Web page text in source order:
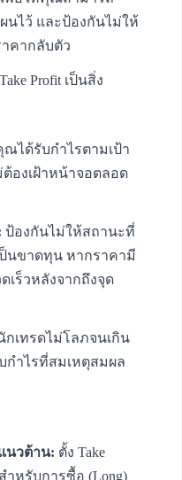
นไว้ และป้องกันไม่ให้
คากลับตัว
Profit เป็นสิ่ง
ณได้รับกำไรตามเป้า
องเฝ้าหน้าจอตลอด
ป้องกันไม่ให้สถานะที่
นขาดทุน หากราคามี
เร็วหลังจากถึงจุด
กเทรดไม่โลภจนเกิน
กำไรที่สมเหตุสมผล
นวต้าน: ตั้ง Take
ำหรับการซื้อ (Long)